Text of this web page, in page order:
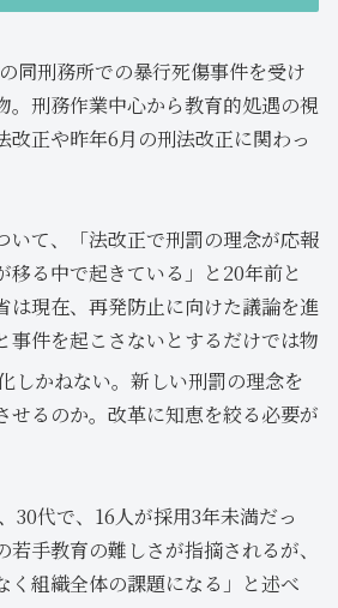
同刑務所での暴行死傷事件を受け
。刑務作業中心から教育的処遇の視
改正や昨年6月の刑法改正に関わっ
て、「法改正で刑罰の理念が応報
移る中で起きている」と20年前と
は現在、再発防止に向けた議論を進
事件を起こさないとするだけでは物
しかねない。新しい刑罰の理念を
せるのか。改革に知恵を絞る必要が
30代で、16人が採用3年未満だっ
手教育の難しさが指摘されるが、
く組織全体の課題になる」と述べ